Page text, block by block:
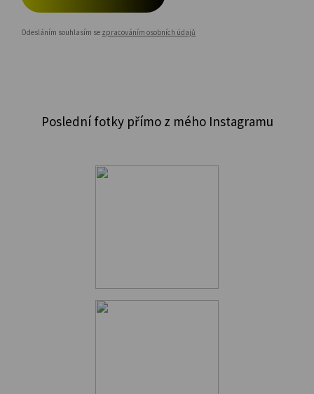
Odesláním souhlasím se zpracováním osobních údajů
Poslední fotky přímo z mého Instagramu